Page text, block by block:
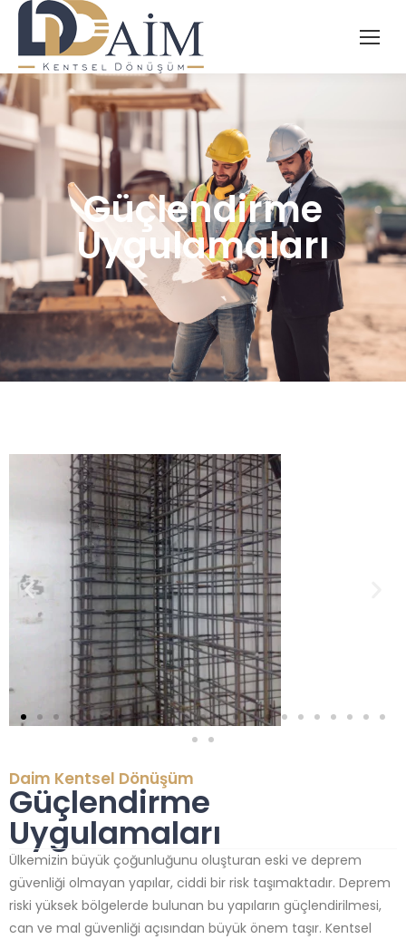
Güçlendirme
Uygulamaları
Daim Kentsel Dönüşüm
Güçlendirme
Uygulamaları
Ülkemizin büyük çoğunluğunu oluşturan eski ve deprem
güvenliği olmayan yapılar, ciddi bir risk taşımaktadır. Deprem
riski yüksek bölgelerde bulunan bu yapıların güçlendirilmesi,
can ve mal güvenliği açısından büyük önem taşır. Kentsel